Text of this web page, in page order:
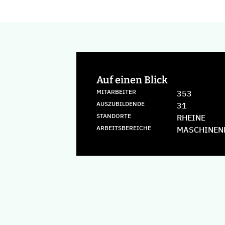
Auf einen Blick
MITARBEITER 353
AUSZUBILDENDE 31
STANDORTE RHEINE
ARBEITSBEREICHE